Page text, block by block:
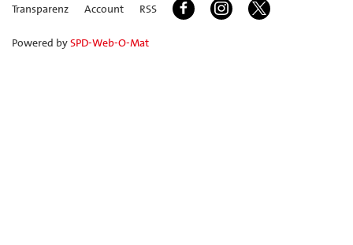
Transparenz
Account RSS
Powered bySPD-Web-O-Mat